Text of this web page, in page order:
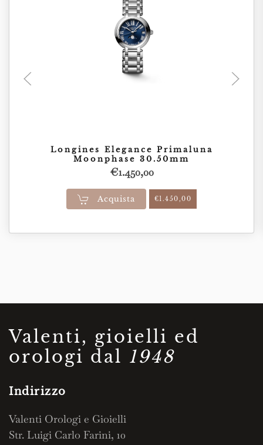
Longines Elegance Primaluna
Moonphase 30.50mm
€1.450,00
Acquista €1.450,00
Valenti, gioielli ed
orologi dal 1948
Indirizzo
Valenti Orologi e Gioielli
Str. Luigi Carlo Farini, 10